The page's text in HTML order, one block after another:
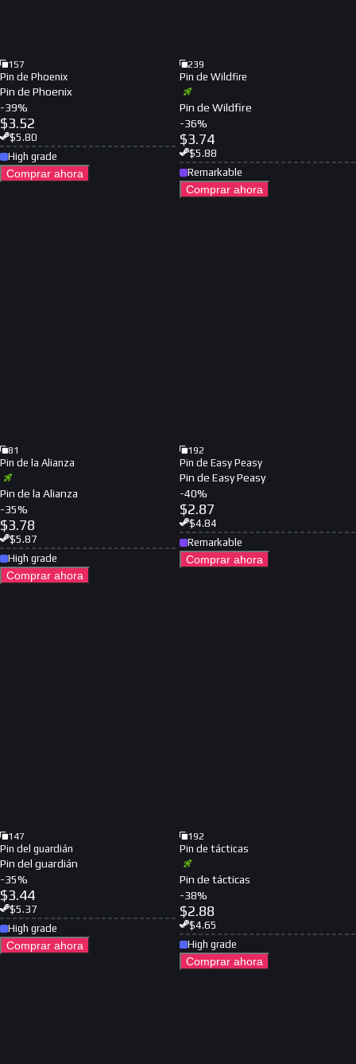
157
Pin de Phoenix
Pin de Phoenix
-39%
$3.52
$5.80
High grade
Comprar ahora
239
Pin de Wildfire
Pin de Wildfire
-36%
$3.74
$5.88
Remarkable
Comprar ahora
81
Pin de la Alianza
Pin de la Alianza
-35%
$3.78
$5.87
High grade
Comprar ahora
192
Pin de Easy Peasy
Pin de Easy Peasy
-40%
$2.87
$4.84
Remarkable
Comprar ahora
147
Pin del guardián
Pin del guardián
-35%
$3.44
$5.37
High grade
Comprar ahora
192
Pin de tácticas
Pin de tácticas
-38%
$2.88
$4.65
High grade
Comprar ahora